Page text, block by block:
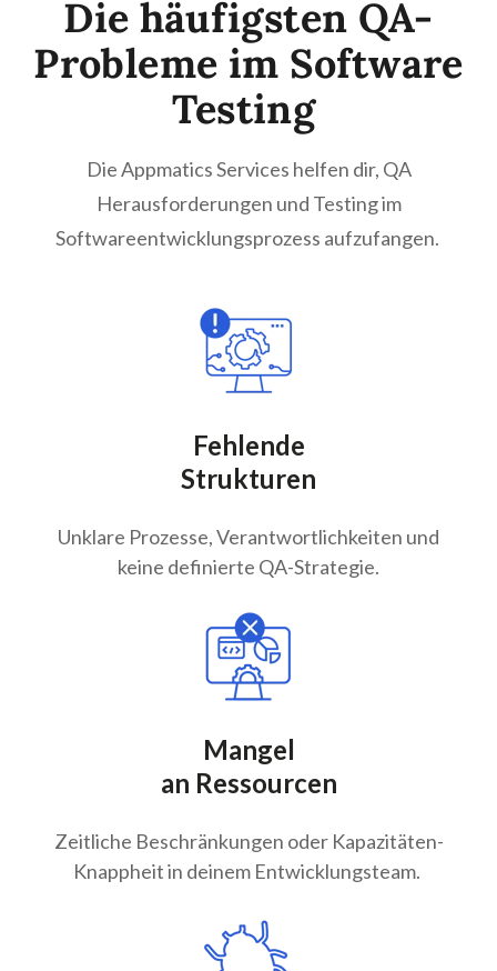
Die häufigsten QA-
Probleme im Software
Testing
Die Appmatics Services helfen dir, QA
Herausforderungen und Testing im
Softwareentwicklungsprozess aufzufangen.
Fehlende
Strukturen
Unklare Prozesse, Verantwortlichkeiten und
keine definierte QA-Strategie.
Mangel
an Ressourcen
Zeitliche Beschränkungen oder Kapazitäten-
Knappheit in deinem Entwicklungsteam.